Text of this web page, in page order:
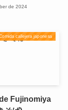
de 2024
callejera japonesa
Fujinomiya